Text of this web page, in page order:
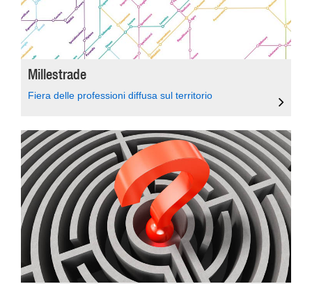
Millestrade
Fiera delle professioni diffusa sul territorio